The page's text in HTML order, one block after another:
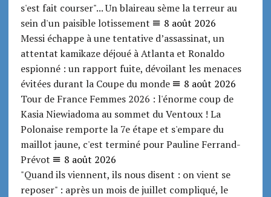
s'est fait courser"... Un blaireau sème la terreur au
sein d'un paisible lotissement
8 août 2026
Messi échappe à une tentative d’assassinat, un
attentat kamikaze déjoué à Atlanta et Ronaldo
espionné : un rapport fuite, dévoilant les menaces
évitées durant la Coupe du monde
8 août 2026
Tour de France Femmes 2026 : l'énorme coup de
Kasia Niewiadoma au sommet du Ventoux ! La
Polonaise remporte la 7e étape et s'empare du
maillot jaune, c'est terminé pour Pauline Ferrand-
Prévot
8 août 2026
"Quand ils viennent, ils nous disent : on vient se
reposer" : après un mois de juillet compliqué, le